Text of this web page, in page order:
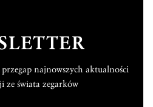
najnowszych aktualności
ze świata zegarków